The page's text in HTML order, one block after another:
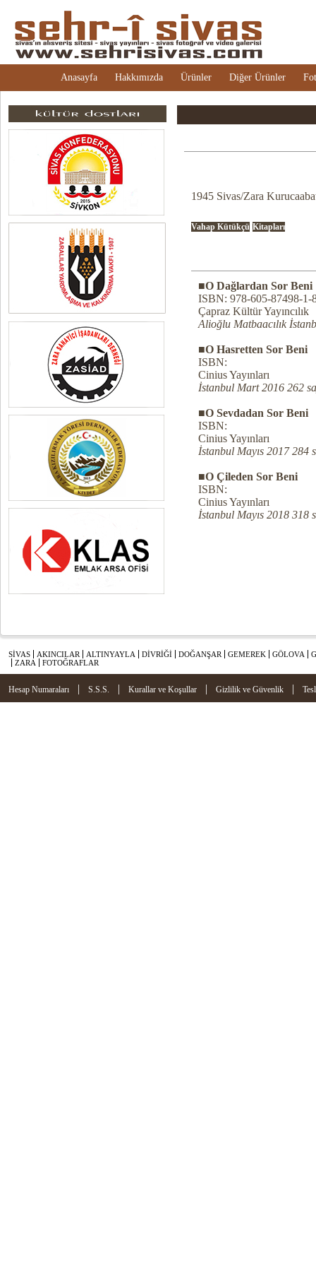
Anasayfa Hakkımızda Ürünler Diğer Ürünler
1945 Sivas/Zara
Vahap Kütükçü Kitapları
■O Dağlardan Sor Beni
ISBN: 978-605-87498-1-
Çapraz Kültür Yayıncılık
Alioğlu Matbaacılık
■O Hasretten Sor Beni
ISBN:
Cinius Yayınları
İstanbul Mart 2016 262
■O Sevdadan Sor Beni
ISBN:
Cinius Yayınları
İstanbul Mayıs 2017 284
■O Çileden Sor Beni
ISBN:
Cinius Yayınları
İstanbul Mayıs 2018 318
SİVAS AKINCILAR ALTINYAYLA DİVRİĞİ DOĞANŞAR GEMEREK GÖLOVA
ZARA
FOTOĞRAFLAR
Hesap Numaraları | S.S.S. | Kurallar ve Koşullar | Gizlilik ve Güvenlik |